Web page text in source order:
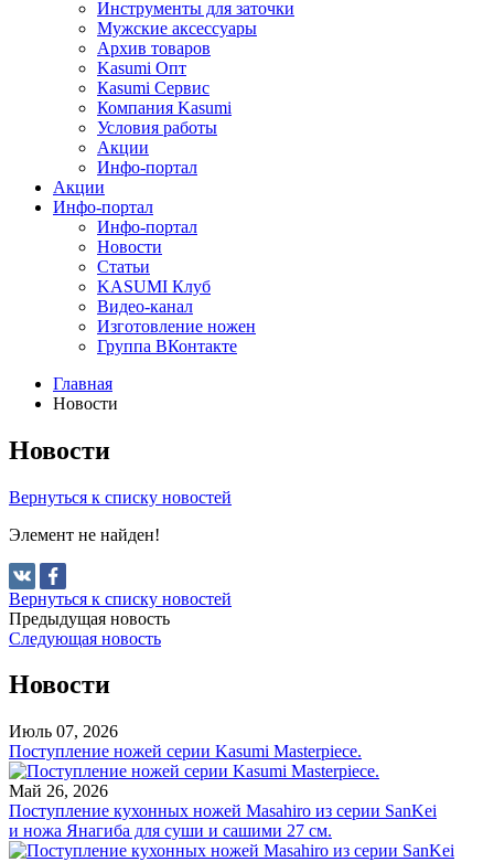
Инструменты для заточки
Мужские аксессуары
Архив товаров
Kasumi Опт
Кasumi Сервис
Компания Kasumi
Условия работы
Акции
Инфо-портал
Акции
Инфо-портал
Инфо-портал
Новости
Статьи
KASUMI Клуб
Видео-канал
Изготовление ножен
Группа ВКонтакте
Главная
Новости
Новости
Вернуться к списку новостей
Элемент не найден!
Вернуться к списку новостей
Предыдущая новость
Следующая новость
Новости
Июль 07, 2026
Поступление ножей серии Kasumi Masterpiece.
Май 26, 2026
Поступление кухонных ножей Masahiro из серии SanKei
и ножа Янагиба для суши и сашими 27 см.